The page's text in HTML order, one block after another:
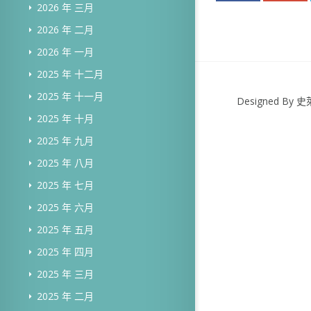
2026 年 三月
2026 年 二月
2026 年 一月
2025 年 十二月
2025 年 十一月
2025 年 十月
2025 年 九月
2025 年 八月
2025 年 七月
2025 年 六月
2025 年 五月
2025 年 四月
2025 年 三月
2025 年 二月
Designed By 史